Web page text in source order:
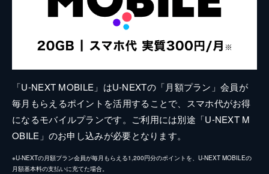
「U-NEXT MOBILE」はU-NEXTの「月額プラン」会員が
毎月もらえるポイントを活用することで、スマホ代がお得
になるモバイルプランです。ご利用には別途「U-NEXT M
OBILE」のお申し込みが必要となります。
※U-NEXTの月額プラン会員が毎月もらえる1,200円分のポイントを、U-NEXT MOBILEの
月額基本料の支払いに充てた場合。